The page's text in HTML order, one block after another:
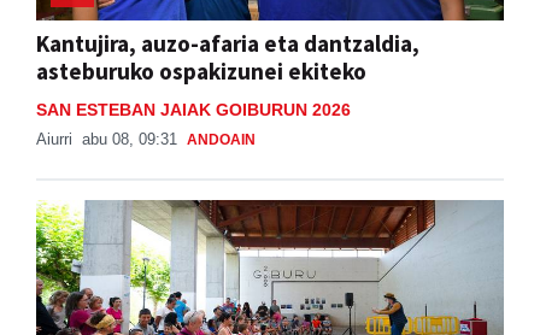
Kantujira, auzo-afaria eta dantzaldia,
asteburuko ospakizunei ekiteko
SAN ESTEBAN JAIAK GOIBURUN 2026
Aiurri abu 08, 09:31 ANDOAIN